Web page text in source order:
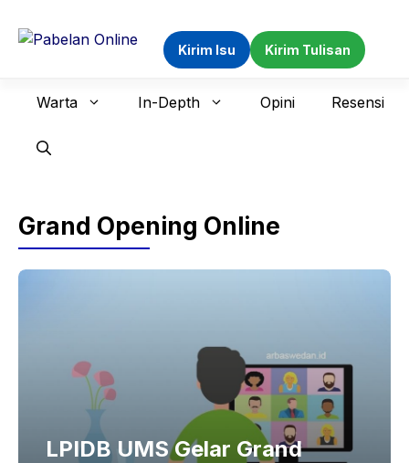
Kirim Isu Kirim Tulisan
Warta In-Depth Opini Resensi
Grand Opening Online
LPIDB UMS Gelar Grand